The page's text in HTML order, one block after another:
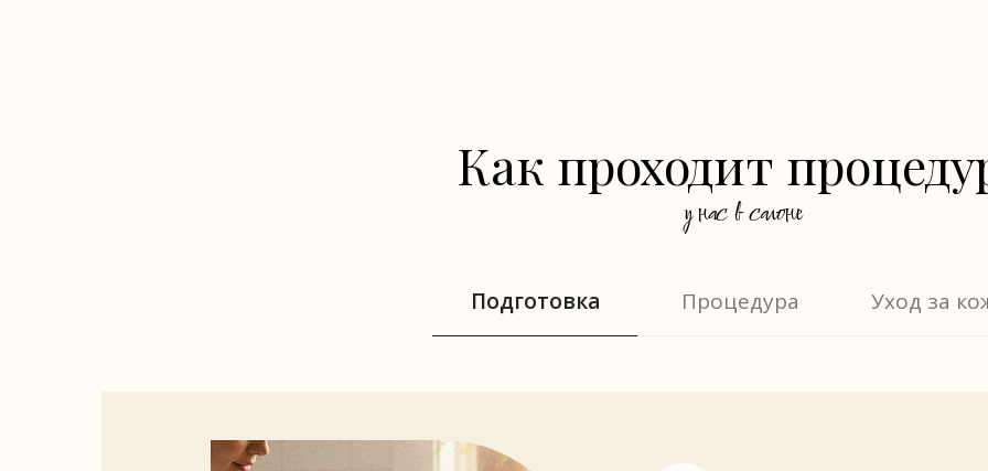
Как проходит
у нас в салоне
Подготовка Процедура Уход за